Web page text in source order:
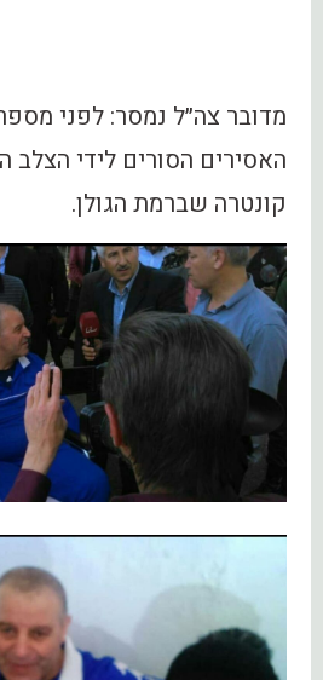
מדובר צה״ל נמסר: לפני
האסירים הסורים לידי
קונטרה שברמת הגולן.